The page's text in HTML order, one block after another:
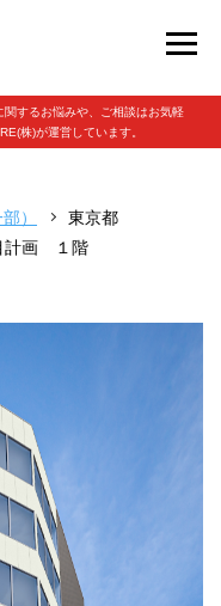
するお悩みや、ご相談はお気軽
株)が運営しています。
）
東京都
計画 １階